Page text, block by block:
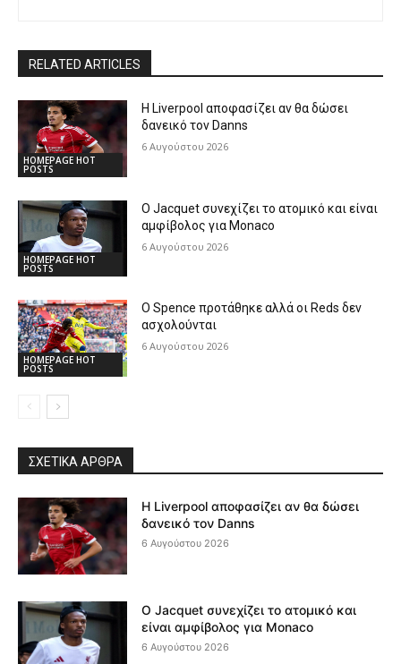
RELATED ARTICLES
HOMEPAGE HOT
POSTS
Η Liverpool αποφασίζει αν θα δώσει
δανεικό τον Danns
6 Αυγούστου 2026
HOMEPAGE HOT
POSTS
Ο Jacquet συνεχίζει το ατομικό και είναι
αμφίβολος για Monaco
6 Αυγούστου 2026
HOMEPAGE HOT
POSTS
Ο Spence προτάθηκε αλλά οι Reds δεν
ασχολούνται
6 Αυγούστου 2026
ΣΧΕΤΙΚΆ ΆΡΘΡΑ
Η Liverpool αποφασίζει αν θα δώσει
δανεικό τον Danns
6 Αυγούστου 2026
Ο Jacquet συνεχίζει το ατομικό και
είναι αμφίβολος για Monaco
6 Αυγούστου 2026